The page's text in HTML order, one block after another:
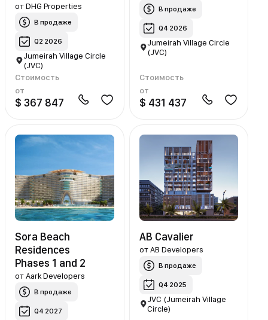
отDHG Properties
В продаже
Q2 2026
Jumeirah Village Circle
(JVC)
Стоимость
от
$ 367 847
В продаже
Q4 2026
Jumeirah Village Circle
(JVC)
Стоимость
от
$ 431 437
Sora Beach
Residences
Phases 1 and 2
отAark Developers
В продаже
Q4 2027
AB Cavalier
от AB Developers
В продаже
Q4 2025
JVC (Jumeirah Village
Circle)